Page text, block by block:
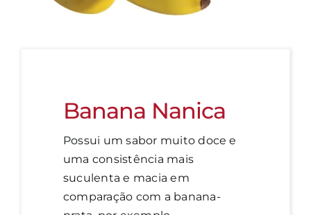
Banana Nanica
Possui um sabor muito doce e
uma consistência mais
suculenta e macia em
comparação com a banana-